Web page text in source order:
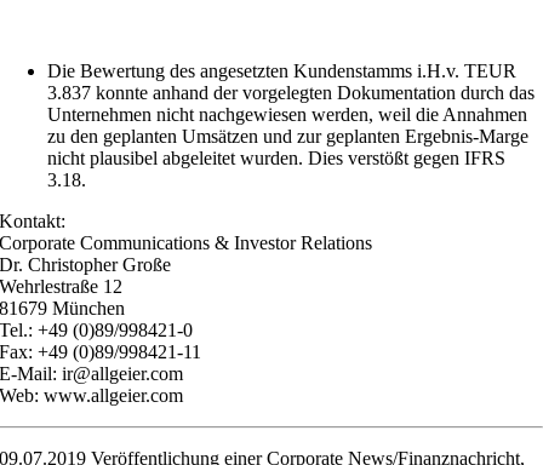
Die Bewertung des angesetzten Kundenstamms i.H.v. TEUR
3.837 konnte anhand der vorgelegten Dokumentation durch das
Unternehmen nicht nachgewiesen werden, weil die Annahmen
zu den geplanten Umsätzen und zur geplanten Ergebnis-Marge
nicht plausibel abgeleitet wurden. Dies verstößt gegen IFRS
3.18.
Kontakt:
Corporate Communications & Investor Relations
Dr. Christopher Große
Wehrlestraße 12
81679 München
Tel.: +49 (0)89/998421-0
Fax: +49 (0)89/998421-11
E-Mail: ir@allgeier.com
Web: www.allgeier.com
09.07.2019 Veröffentlichung einer Corporate News/Finanznachricht,